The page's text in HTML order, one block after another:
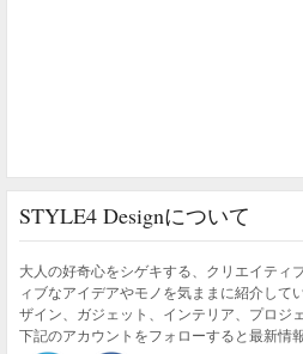
STYLE4 Designについて
大人の好奇心をシゲキする、クリエイティ
ィブなアイデアやモノを気ままに紹介して
ザイン、ガジェット、インテリア、プロジ
下記のアカウントをフォローすると最新情